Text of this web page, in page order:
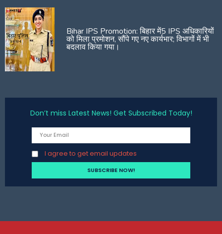
Bihar IPS Promotion: बिहार में5 IPS अधिकारियों
को मिला प्रमोशन, सौंपे गए नए कार्यभार; विभागों में भी
बदलाव किया गया।
Don’t miss Latest News! Get Subscribed Today!
I agree to get email updates